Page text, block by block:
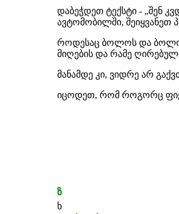
დაბეჭდეთ ტექსტი - „შენ
ავტომობილში, შეიყვანეთ
როდესაც ბოლოს და ბოლოს
მიღების და რამე
მანამდე კი, ვიდრე არ
იცოდეთ, რომ როგორც
ზ
ხ